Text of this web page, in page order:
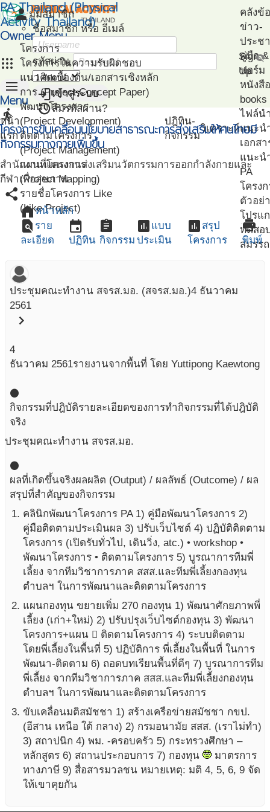
PA Thailand (Physical
Activity Thailand)
Owner Menu
apps
personมุมสมาชิก
ชื่อสมาชิก หรือ อีเมล์
รหัสผ่าน visibility_off
loginเข้าสู่ระบบ
restoreลืมรหัสผ่าน?
Sign
Up
menu
Menu
หน้า
แรก
โครงการ
โครงการในความรับผิดชอบ
แนวคิดเบื้องต้น/เอกสารเชิงหลัก
การ (Project Concept Paper)
พัฒนาโครงการ
(Project Development)
ติดตามโครงการ
(Project Management)
แผนที่โครงการ
(Project Mapping)
รายชื่อโครงการ Like
(Like Project)
ปฎิทิน-
กิจกรรม
วิเคราะห์
คลังข้
ข่าว-
ประช
คู่มือ
ฟอร์ม
หนังสื
books
ไฟล์น
แนะน
เอกสา
แนะน
PA
โครง
ตัวอย่
โปรแ
ทดสอ
สมรร
directions_run
โครงการขับเคลื่อนนโยบายสาธารณะการส่งเสริมให้คนไทยมี
กิจกรรมทางกายเพิ่มขึ้น
สำนักงานแผนงานส่งเสริมนวัตกรรมการออกกำลังกายและ
กีฬาเพื่อสุขภาพ
share
homeหน้าหลัก
find_in_page ราย
ละเอียด
event
ปฏิทิน
assignment
กิจกรรม
assessment แบบ
ประเมิน
assessment สรุป
โครงการ
print
พิมพ์
ประชุมคณะทำงาน สจรส.มอ. (สจรส.มอ.)4 ธันวาคม
2561
chevron_right
4
ธันวาคม 2561รายงานจากพื้นที่ โดย Yuttipong Kaewtong
circle
กิจกรรมที่ปฎิบัติรายละเอียดของการทำกิจกรรมที่ได้ปฎิบัติ
จริง
ประชุมคณะทำงาน สจรส.มอ.
circle
ผลที่เกิดขึ้นจริงผลผลิต (Output) / ผลลัพธ์ (Outcome) / ผล
สรุปที่สำคัญของกิจกรรม
คลินิกพัฒนาโครงการ PA 1) คู่มือพัฒนาโครงการ 2)
คู่มือติดตามประเมินผล 3) ปรับเว็บไซต์ 4) ปฏิบัติติดตาม
โครงการ (เปิดรับทั่วไป, เดินวิ่ง, atc.) • workshop •
พัฒนาโครงการ • ติดตามโครงการ 5) บูรณาการทีมพี่
เลี้ยง จากทีมวิชาการภาค สสส.และทีมพี่เลี้ยงกองทุน
ตำบลฯ ในการพัฒนาและติดตามโครงการ
แผนกองทุน ขยายเพิ่ม 270 กองทุน 1) พัฒนาศักยภาพพี่
เลี้ยง (เก่า+ใหม่) 2) ปรับปรุงเว็บไซต์กองทุน 3) พัฒนา
โครงการ+แผน  ติดตามโครงการ 4) ระบบติดตาม
โดยพี่เลี้ยงในพื้นที่ 5) ปฏิบัติการ พี่เลี้ยงในพื้นที่ ในการ
พัฒนา-ติดตาม 6) ถอดบทเรียนพื้นที่ดีๆ 7) บูรณาการทีม
พี่เลี้ยง จากทีมวิชาการภาค สสส.และทีมพี่เลี้ยงกองทุน
ตำบลฯ ในการพัฒนาและติดตามโครงการ
ขับเคลื่อนมติสมัชชา 1) สร้างเครือข่ายสมัชชา กขป.
(อีสาน เหนือ ใต้ กลาง) 2) กรมอนามัย สสส. (เราไม่ทำ)
3) สถาปนิก 4) พม. -ครอบครัว 5) กระทรวงศึกษา –
หลักสูตร 6) สถานประกอบการ 7) กองทุน
มาตรการ
ทางภาษี 9) สื่อสารมวลชน หมายเหตุ: มติ 4, 5, 6, 9 จัด
ให้เขาคุยกัน